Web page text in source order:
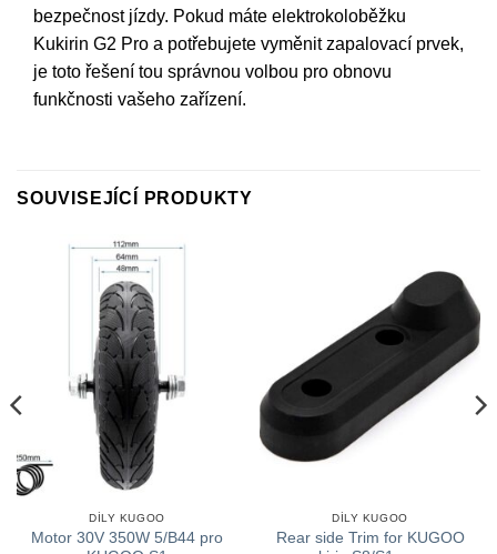
bezpečnost jízdy. Pokud máte elektrokoloběžku
Kukirin G2 Pro a potřebujete vyměnit zapalovací prvek,
je toto řešení tou správnou volbou pro obnovu
funkčnosti vašeho zařízení.
SOUVISEJÍCÍ PRODUKTY
DÍLY KUGOO
Motor 30V 350W 5/B44 pro
DÍLY KUGOO
Rear side Trim for KUGOO